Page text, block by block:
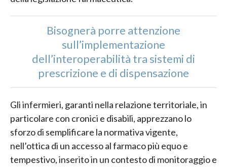
Bisognerà porre attenzione
sull’implementazione
dell’interoperabilità tra sistemi di
prescrizione e di dispensazione
Gli infermieri, garanti nella relazione territoriale, in
particolare con cronici e disabili, apprezzano lo
sforzo di semplificare la normativa vigente,
nell’ottica di un accesso al farmaco più equo e
tempestivo, inserito in un contesto di monitoraggio e